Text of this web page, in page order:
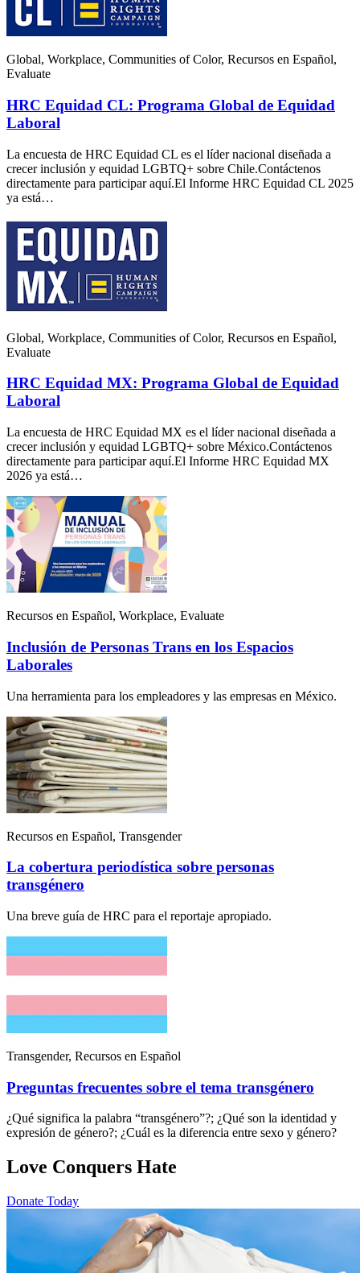
Global, Workplace, Communities of Color, Recursos en Español,
Evaluate
HRC Equidad CL: Programa Global de Equidad
Laboral
La encuesta de HRC Equidad CL es el líder nacional diseñada a
crecer inclusión y equidad LGBTQ+ sobre Chile.Contáctenos
directamente para participar aquí.El Informe HRC Equidad CL 2025
ya está…
Global, Workplace, Communities of Color, Recursos en Español,
Evaluate
HRC Equidad MX: Programa Global de Equidad
Laboral
La encuesta de HRC Equidad MX es el líder nacional diseñada a
crecer inclusión y equidad LGBTQ+ sobre México.Contáctenos
directamente para participar aquí.El Informe HRC Equidad MX
2026 ya está…
Recursos en Español, Workplace, Evaluate
Inclusión de Personas Trans en los Espacios
Laborales
Una herramienta para los empleadores y las empresas en México.
Recursos en Español, Transgender
La cobertura periodística sobre personas
transgénero
Una breve guía de HRC para el reportaje apropiado.
Transgender, Recursos en Español
Preguntas frecuentes sobre el tema transgénero
¿Qué significa la palabra “transgénero”?; ¿Qué son la identidad y
expresión de género?; ¿Cuál es la diferencia entre sexo y género?
Love Conquers Hate
Donate Today